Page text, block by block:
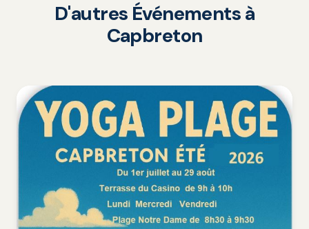
D'autres Événements à
Capbreton